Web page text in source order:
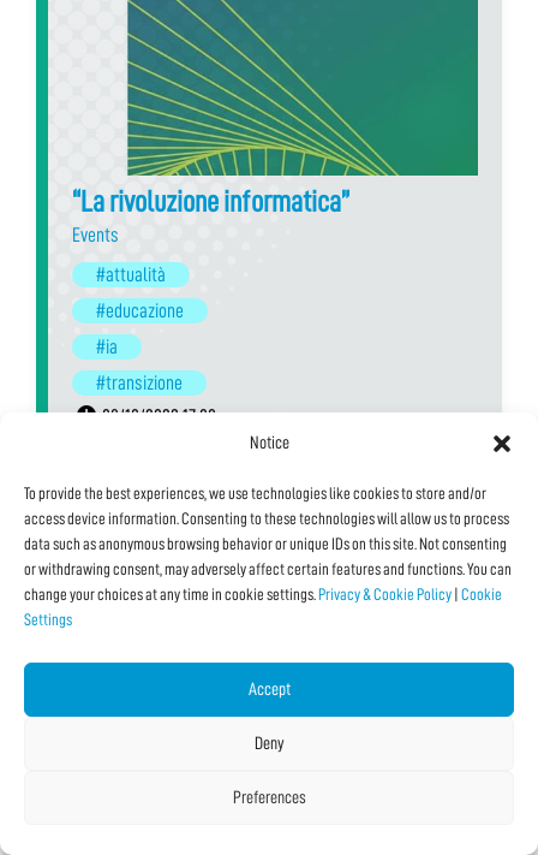
Notice
To provide the best experiences, we use technologies like cookies to store and/or
access device information. Consenting to these technologies will allow us to process
data such as anonymous browsing behavior or unique IDs on this site. Not consenting
or withdrawing consent, may adversely affect certain features and functions. You can
change your choices at any time in cookie settings. Privacy & Cookie Policy Cookie
Settings
Accept
Deny
Preferences
“La rivoluzione informatica”
Events
#attualità
#educazione
#ia
#transizione
08/10/2023 17:00
,Fabio Gadducci
Venue:OpenPI
Typology:In Presenza ,Presentazione libro
Language:Italiano
See all Details and Dates